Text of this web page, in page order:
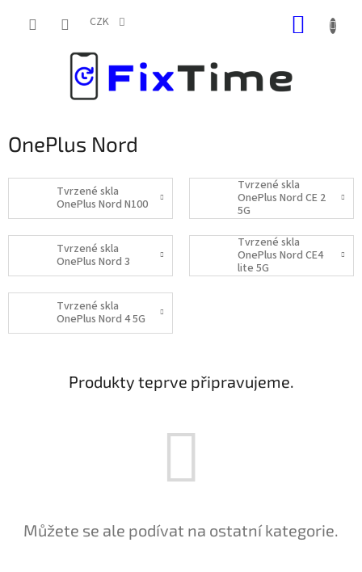
CZK
OnePlus Nord
Tvrzené skla
OnePlus Nord N100
Tvrzené skla
OnePlus Nord CE 2
5G
Tvrzené skla
OnePlus Nord 3
Tvrzené skla
OnePlus Nord CE4
lite 5G
Tvrzené skla
OnePlus Nord 4 5G
Produkty teprve připravujeme.
Můžete se ale podívat na ostatní kategorie.